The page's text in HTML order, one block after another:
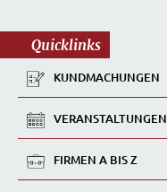
Quicklinks
KUNDMACHUNGEN
VERANSTALTUNGEN
FIRMEN A BIS Z